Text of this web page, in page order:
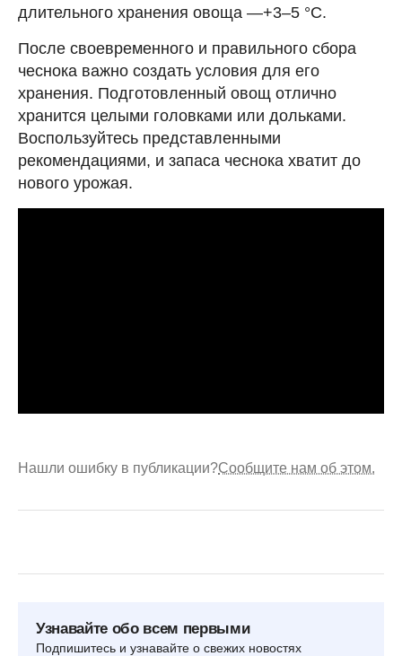
длительного хранения овоща —+3–5 °С.
После своевременного и правильного сбора
чеснока важно создать условия для его
хранения. Подготовленный овощ отлично
хранится целыми головками или дольками.
Воспользуйтесь представленными
рекомендациями, и запаса чеснока хватит до
нового урожая.
Нашли ошибку в публикации?Сообщите нам об этом.
Узнавайте обо всем первыми
Подпишитесь и узнавайте о свежих новостях